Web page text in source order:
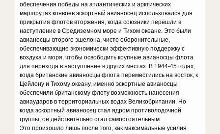
обеспечения победы на атлантических и арктических
маршрутах конвоев эскортный авианосец использовался для
прикрытия флотов вторжения, когда союзники перешли в
наступление в Средиземном море и Тихом океане. Это были
авианосцы второго эшелона, чисто оборонительные,
обеспечивающие экономически эффективную поддержку с
воздуха и моря, чтобы освободить крупные авианосцы флота
для перехода в наступление в других местах. В 1944-45 годах,
когда британские авианосцы флота переместились на восток, к
Цейлону и Тихому океану, именно эскортные авианосцы
обеспечили британскому флоту возможность нанесения
авиаударов в территориальных водах Великобритании. Но
когда эскортный авианосец стал ядром противолодочной
группы, он действительно стал самостоятельным.
Это произошло лишь после того, как максимальные усилия